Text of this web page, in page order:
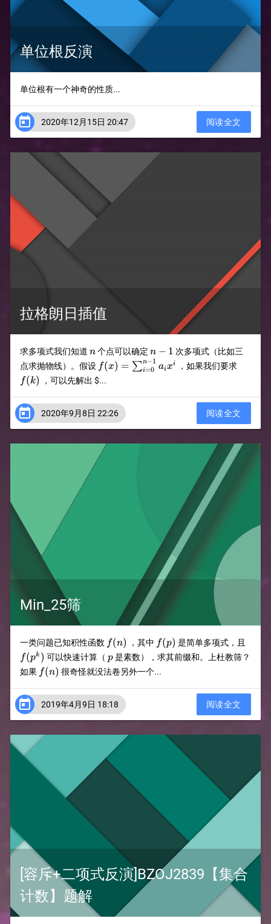
单位根反演
单位根有一个神奇的性质...
 2020年12月15日 20:47 阅读全文
拉格朗日插值
求多项式我们知道 n
n个点可以确定 n-
1
n − 1 次多项式（比如三
点求抛物线）。假设 f(x)=\sum_{i=0}^{n-
1}a_ix^i
f(x) = ∑i=0
n−1
aixi ，如果我们要求f(k)
f(k) ，可以先解出$...
 2020年9月8日 22:26 阅读全文
Min_25筛
一类问题已知积性函数 f(n)
f(n) ，其中 f(p)
f(p) 是简单多项式，且
f(pk ) 可以快速计算（ p
p是素数），求其前缀和。上杜教筛？
如果 f(n)​
f(n) 很奇怪就没法卷另外一个...
 2019年4月9日 18:18 阅读全文
[容斥+二项式反演]BZOJ2839【集合
计数】题解